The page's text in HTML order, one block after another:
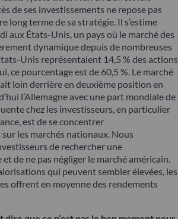
de ses investissements ne repose pas
long terme de sa stratégie. Il s’estime
aux États-Unis, un pays où le marché des
dynamique depuis de nombreuses
Unis représentaient 14,5 % des actions
ce pourcentage est de 60,5 %. Le marché
loin derrière en deuxième position en
l’Allemagne avec une part mondiale de
chez les investisseurs, en particulier
est de se concentrer
les marchés nationaux. Nous
de rechercher une
de ne pas négliger le marché américain.
qui peuvent sembler élevées, les
offrent en moyenne des rendements